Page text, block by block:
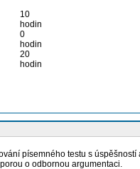
10
hodin
0
hodin
20
hodin
písemného testu s úspěšností
o odbornou argumentaci.